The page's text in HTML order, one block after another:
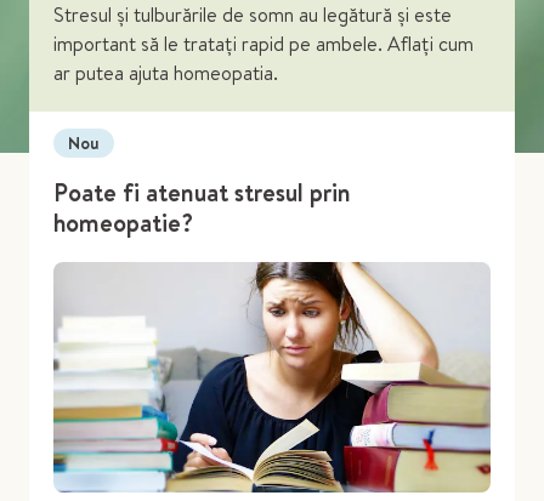
Stresul și tulburările de somn au legătură și este
important să le tratați rapid pe ambele. Aflați cum
ar putea ajuta homeopatia.
Nou
Poate fi atenuat stresul prin
homeopatie?